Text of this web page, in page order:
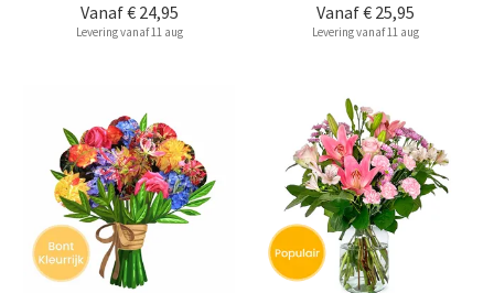
Vanaf€ 24,95
Levering vanaf 11 aug
Vanaf€ 25,95
Levering vanaf 11 aug